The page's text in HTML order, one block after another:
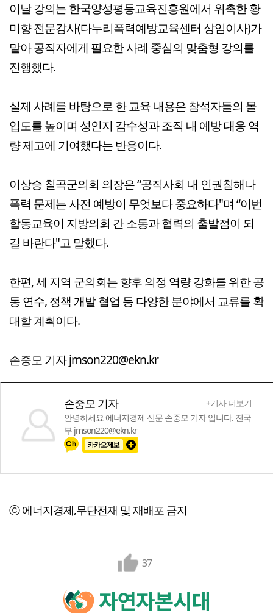
이날 강의는 한국양성평등교육진흥원에서 위촉한 황
미향 전문강사(다누리폭력예방교육센터 상임이사)가
맡아 공직자에게 필요한 사례 중심의 맞춤형 강의를
진행했다.
실제 사례를 바탕으로 한 교육 내용은 참석자들의 몰
입도를 높이며 성인지 감수성과 조직 내 예방 대응 역
량 제고에 기여했다는 반응이다.
이상승 칠곡군의회 의장은 “공직사회 내 인권침해나
폭력 문제는 사전 예방이 무엇보다 중요하다"며 “이번
합동교육이 지방의회 간 소통과 협력의 출발점이 되
길 바란다"고 말했다.
한편, 세 지역 군의회는 향후 의정 역량 강화를 위한 공
동 연수, 정책 개발 협업 등 다양한 분야에서 교류를 확
대할 계획이다.
손중모 기자 jmson220@ekn.kr
손중모 기자
+기사 더보기
안녕하세요 에너지경제 신문 손중모 기자 입니다. 전국
부 jmson220@ekn.kr
ⓒ 에너지경제,무단전재 및 재배포 금지
37